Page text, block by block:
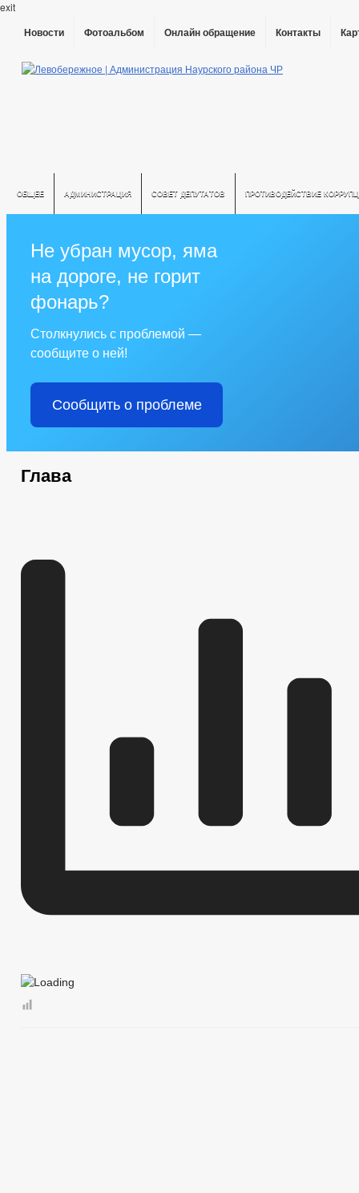
exit
Новости Фотоальбом Онлайн обращение Контакты
ОБЩЕЕ АДМИНИСТРАЦИЯ СОВЕТ ДЕПУТАТОВ ПРОТИВОДЕЙСТВИЕ
Не убран мусор, яма
на дороге, не горит
фонарь?
Столкнулись с проблемой —
сообщите о ней!
Сообщить о проблеме
Глава